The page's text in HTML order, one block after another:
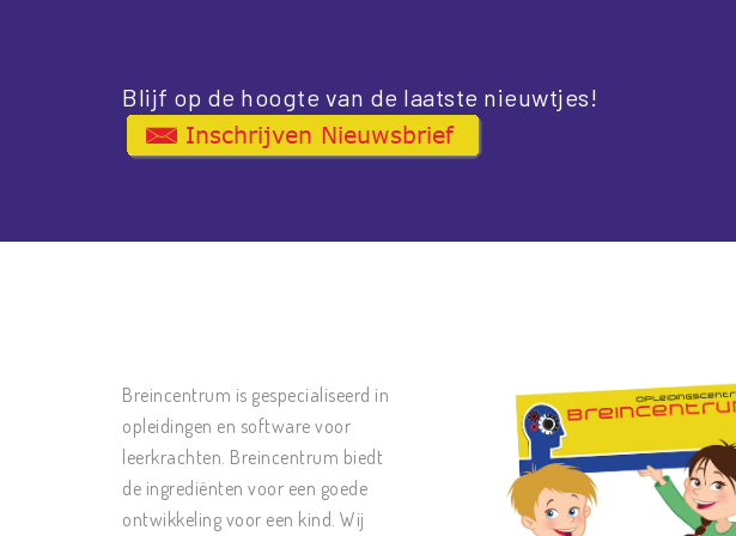
Blijf op de hoogte van de laatste nieuwtjes!
Breincentrum is gespecialiseerd in
opleidingen en software voor
leerkrachten. Breincentrum biedt
de ingrediënten voor een goede
ontwikkeling voor een kind. Wij